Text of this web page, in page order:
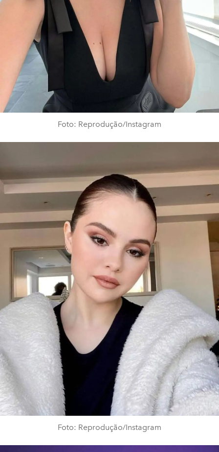
Foto: Reprodução/Instagram
Foto: Reprodução/Instagram